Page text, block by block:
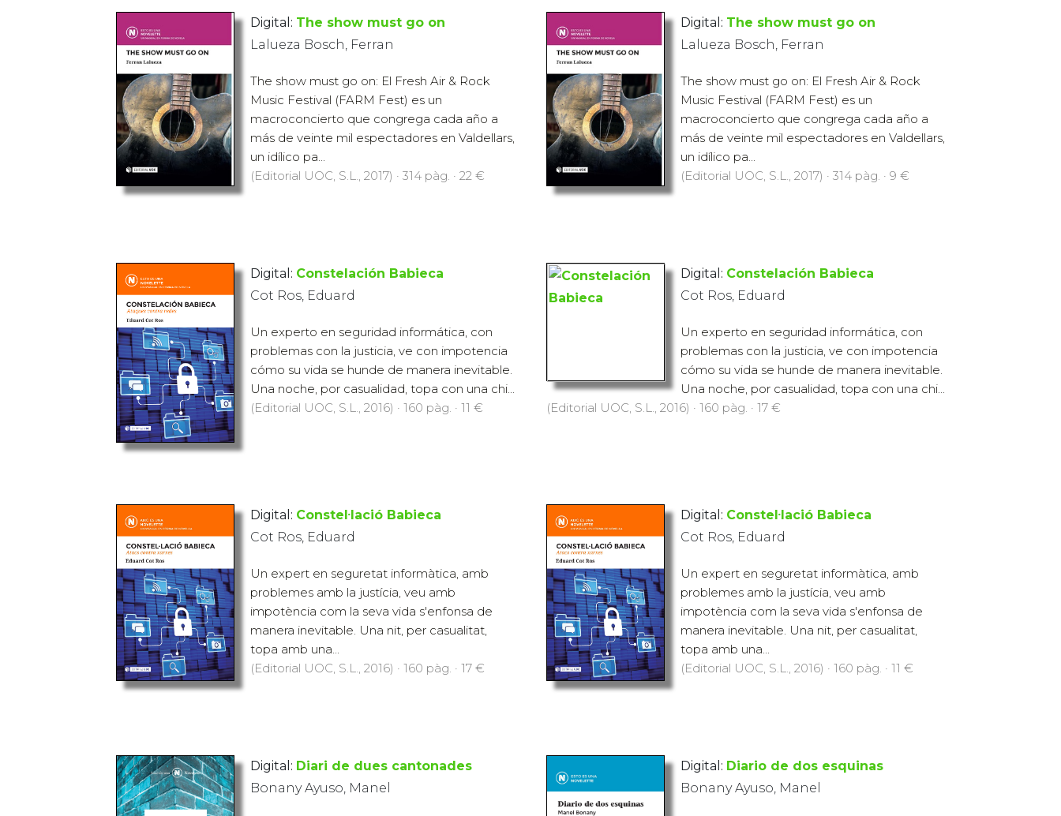
Digital: The show must go on
Lalueza Bosch, Ferran
The show must go on: El Fresh Air & Rock
Music Festival (FARM Fest) es un
macroconcierto que congrega cada año a
más de veinte mil espectadores en Valdellars,
un idílico pa...
(Editorial UOC, S.L., 2017) · 314 pàg. · 22 €
Digital: The show must go on
Lalueza Bosch, Ferran
The show must go on: El Fresh Air & Rock
Music Festival (FARM Fest) es un
macroconcierto que congrega cada año a
más de veinte mil espectadores en Valdellars,
un idílico pa...
(Editorial UOC, S.L., 2017) · 314 pàg. · 9 €
Digital: Constelación Babieca
Cot Ros, Eduard
Un experto en seguridad informática, con
problemas con la justicia, ve con impotencia
cómo su vida se hunde de manera inevitable.
Una noche, por casualidad, topa con una chi...
(Editorial UOC, S.L., 2016) · 160 pàg. · 11 €
Digital: Constelación Babieca
Cot Ros, Eduard
Un experto en seguridad informática, con
problemas con la justicia, ve con impotencia
cómo su vida se hunde de manera inevitable.
Una noche, por casualidad, topa con una chi...
(Editorial UOC, S.L., 2016) · 160 pàg. · 17 €
Digital: Constel·lació Babieca
Cot Ros, Eduard
Un expert en seguretat informàtica, amb
problemes amb la justícia, veu amb
impotència com la seva vida s'enfonsa de
manera inevitable. Una nit, per casualitat,
topa amb una...
(Editorial UOC, S.L., 2016) · 160 pàg. · 17 €
Digital: Constel·lació Babieca
Cot Ros, Eduard
Un expert en seguretat informàtica, amb
problemes amb la justícia, veu amb
impotència com la seva vida s'enfonsa de
manera inevitable. Una nit, per casualitat,
topa amb una...
(Editorial UOC, S.L., 2016) · 160 pàg. · 11 €
Digital: Diari de dues cantonades
Bonany Ayuso, Manel
Digital: Diario de dos esquinas
Bonany Ayuso, Manel